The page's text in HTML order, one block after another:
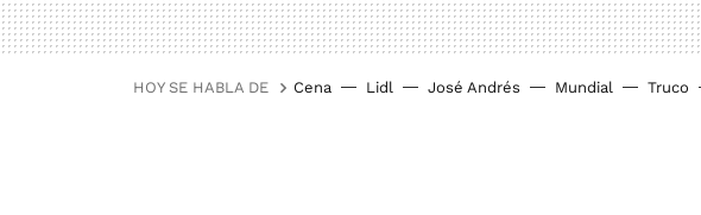
HOY SE HABLA DE Cena Lidl José Andrés Mundial Truco